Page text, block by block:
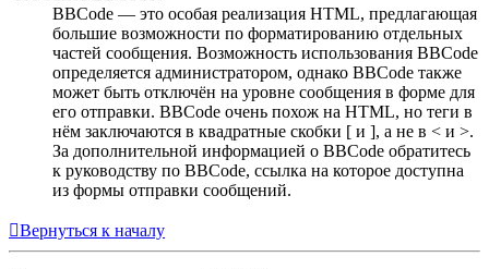
BBCode — это особая реализация HTML, предлагающая
большие возможности по форматированию отдельных
частей сообщения. Возможность использования BBCode
определяется администратором, однако BBCode также
может быть отключён на уровне сообщения в форме для
его отправки. BBCode очень похож на HTML, но теги в
нём заключаются в квадратные скобки [ и ], а не в < и >.
За дополнительной информацией о BBCode обратитесь
к руководству по BBCode, ссылка на которое доступна
из формы отправки сообщений.
Вернуться к началу